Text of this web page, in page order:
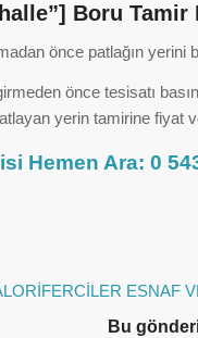
Boru Tamir
önce patlağın yerini
önce tesisatı
yerin tamirine fiyat
Hemen Ara: 0
ESNAF
Bu